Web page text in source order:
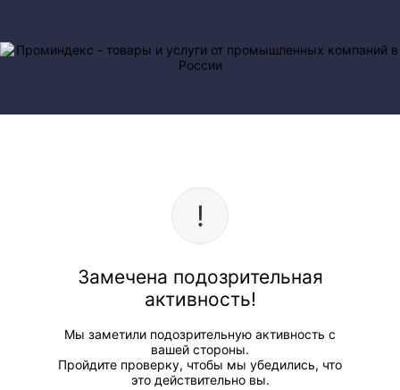
Замечена подозрительная
активность!
Мы заметили подозрительную активность с
вашей стороны.
Пройдите проверку, чтобы мы убедились, что
это действительно вы.